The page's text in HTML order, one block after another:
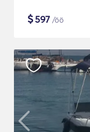
$597 /öö